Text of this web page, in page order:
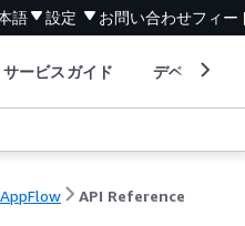
語 設定 お問い合わせフィー
サービスガイド デベロッパ
API Reference